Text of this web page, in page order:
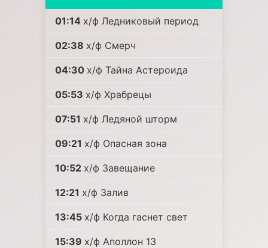
01:14 х/ф Ледниковый период
02:38 х/ф Смерч
04:30 х/ф Тайна Астероида
05:53 х/ф Храбрецы
07:51 х/ф Ледяной шторм
09:21 х/ф Опасная зона
10:52 х/ф Завещание
12:21 х/ф Залив
13:45 х/ф Когда гаснет свет
15:39 х/ф Аполлон 13